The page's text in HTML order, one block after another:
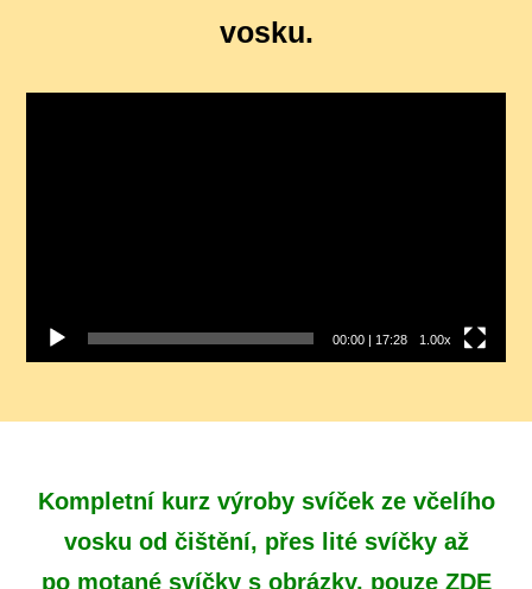
vosku.
00:00| 17:28 1.00x
Kompletní kurz výroby svíček ze včelího
vosku od čištění, přes lité svíčky až
po motané svíčky s obrázky, pouze ZDE